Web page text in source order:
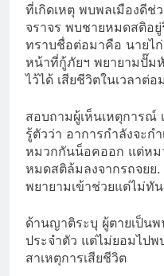
ที่เกิดเหตุ พบพลเมืองดี
จราจร พบชายหมดสติอ
ทราบชื่อต่อมาคือ นายไ
หน้าที่กู้ภัยฯ พยายามปั๊ม
ไว้ได้ เสียชีวิตในเวลาต่อ
สอบถามผู้เห็นเหตุการณ์
รู้ตัวว่า อาการกำลังจะก
หมวกกันน็อคออก แต่ห
หมดสติล้มลงจากรถจยย
พยายามเข้าช่วยแต่ไม่ทัน
ด้านญาติระบุ ผู้ตายเป็น
ประจำตัว แต่ไม่ยอมไป
สาเหตุการเสียชีวิต